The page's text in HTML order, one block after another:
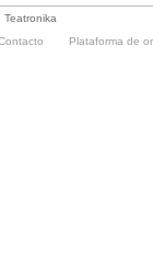
Teatronika
Plataforma de